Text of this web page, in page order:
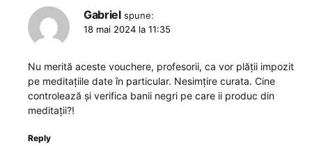
Gabriel spune:
18 mai 2024 la 11:35
Nu merită aceste vouchere, profesorii, ca vor plății impozit
pe meditațiile date în particular. Nesimțire curata. Cine
controlează și verifica banii negri pe care ii produc din
meditații?!
Reply